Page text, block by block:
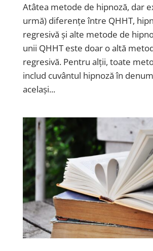
Atâtea metode de hipnoză, dar
urmă) diferențe între QHHT,
regresivă și alte metode de
unii QHHT este doar o altă
regresivă. Pentru alții, toate
includ cuvântul hipnoză în
același...